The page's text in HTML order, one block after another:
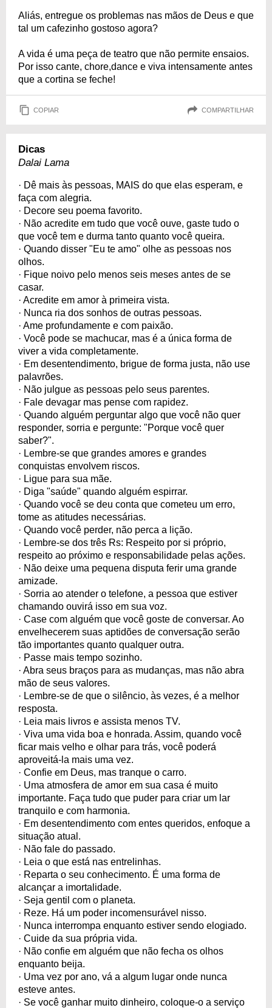
Aliás, entregue os problemas nas mãos de Deus e que
tal um cafezinho gostoso agora?
A vida é uma peça de teatro que não permite ensaios.
Por isso cante, chore,dance e viva intensamente antes
que a cortina se feche!
COPIAR COMPARTILHAR
Dicas
Dalai Lama
· Dê mais às pessoas, MAIS do que elas esperam, e
faça com alegria.
· Decore seu poema favorito.
· Não acredite em tudo que você ouve, gaste tudo o
que você tem e durma tanto quanto você queira.
· Quando disser "Eu te amo" olhe as pessoas nos
olhos.
· Fique noivo pelo menos seis meses antes de se
casar.
· Acredite em amor à primeira vista.
· Nunca ria dos sonhos de outras pessoas.
· Ame profundamente e com paixão.
· Você pode se machucar, mas é a única forma de
viver a vida completamente.
· Em desentendimento, brigue de forma justa, não use
palavrões.
· Não julgue as pessoas pelo seus parentes.
· Fale devagar mas pense com rapidez.
· Quando alguém perguntar algo que você não quer
responder, sorria e pergunte: "Porque você quer
saber?".
· Lembre-se que grandes amores e grandes
conquistas envolvem riscos.
· Ligue para sua mãe.
· Diga "saúde" quando alguém espirrar.
· Quando você se deu conta que cometeu um erro,
tome as atitudes necessárias.
· Quando você perder, não perca a lição.
· Lembre-se dos três Rs: Respeito por si próprio,
respeito ao próximo e responsabilidade pelas ações.
· Não deixe uma pequena disputa ferir uma grande
amizade.
· Sorria ao atender o telefone, a pessoa que estiver
chamando ouvirá isso em sua voz.
· Case com alguém que você goste de conversar. Ao
envelhecerem suas aptidões de conversação serão
tão importantes quanto qualquer outra.
· Passe mais tempo sozinho.
· Abra seus braços para as mudanças, mas não abra
mão de seus valores.
· Lembre-se de que o silêncio, às vezes, é a melhor
resposta.
· Leia mais livros e assista menos TV.
· Viva uma vida boa e honrada. Assim, quando você
ficar mais velho e olhar para trás, você poderá
aproveitá-la mais uma vez.
· Confie em Deus, mas tranque o carro.
· Uma atmosfera de amor em sua casa é muito
importante. Faça tudo que puder para criar um lar
tranquilo e com harmonia.
· Em desentendimento com entes queridos, enfoque a
situação atual.
· Não fale do passado.
· Leia o que está nas entrelinhas.
· Reparta o seu conhecimento. É uma forma de
alcançar a imortalidade.
· Seja gentil com o planeta.
· Reze. Há um poder incomensurável nisso.
· Nunca interrompa enquanto estiver sendo elogiado.
· Cuide da sua própria vida.
· Não confie em alguém que não fecha os olhos
enquanto beija.
· Uma vez por ano, vá a algum lugar onde nunca
esteve antes.
· Se você ganhar muito dinheiro, coloque-o a serviço